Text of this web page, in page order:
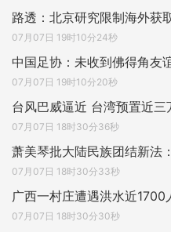
路透：北京研究限制海外获
07月07日 19时10分24秒
中国足协：未收到佛得角友
07月07日 19时10分20秒
台风巴威逼近 台湾预置近三
07月07日 18时30分36秒
萧美琴批大陆民族团结新法
07月07日 18时30分33秒
广西一村庄遭遇洪水近1700
07月07日 18时30分30秒